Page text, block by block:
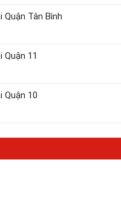
Quận Tân Bình
Quận 11
Quận 10